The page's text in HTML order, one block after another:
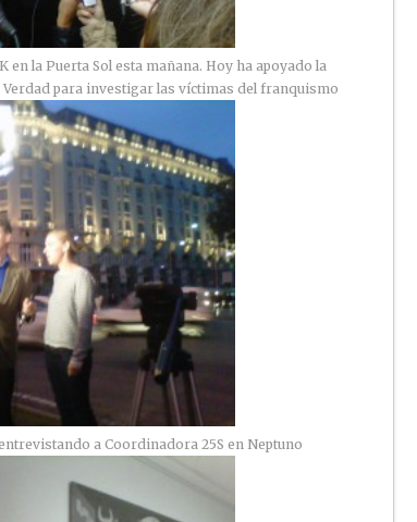
en la Puerta Sol esta mañana. Hoy ha apoyado la
para investigar las víctimas del franquismo
a Coordinadora 25S en Neptuno